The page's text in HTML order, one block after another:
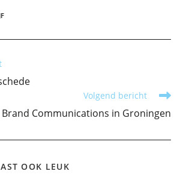
Volgend bericht
Brand Communications in Groningen
OOK LEUK